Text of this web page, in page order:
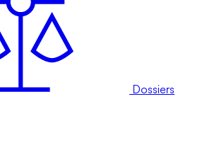
Dossiers